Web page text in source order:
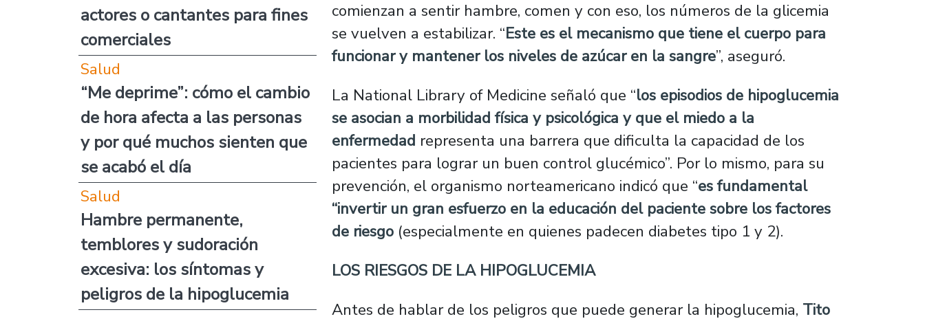
actores o cantantes para fines
comerciales
Salud
“Me deprime”: cómo el cambio
de hora afecta a las personas
y por qué muchos sienten que
se acabó el día
Salud
Hambre permanente,
temblores y sudoración
excesiva: los síntomas y
peligros de la hipoglucemia
comienzan a sentir hambre, comen y con eso, los números de la glicemia
se vuelven a estabilizar. “Este es el mecanismo que tiene el cuerpo para
funcionar y mantener los niveles de azúcar en la sangre”, aseguró.
La National Library of Medicine señaló que “los episodios de hipoglucemia
se asocian a morbilidad física y psicológica y que el miedo a la
enfermedad representa una barrera que dificulta la capacidad de los
pacientes para lograr un buen control glucémico”. Por lo mismo, para su
prevención, el organismo norteamericano indicó que “es fundamental
“invertir un gran esfuerzo en la educación del paciente sobre los factores
de riesgo (especialmente en quienes padecen diabetes tipo 1 y 2).
LOS RIESGOS DE LA HIPOGLUCEMIA
Antes de hablar de los peligros que puede generar la hipoglucemia, Tito